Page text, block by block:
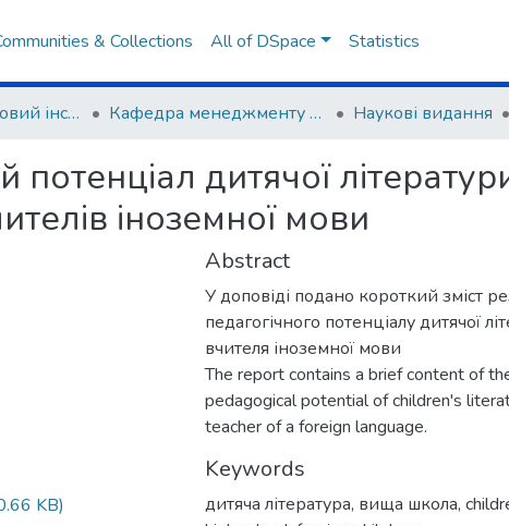
& Collections All of DSpace Statistics
Навчально-науковий інститут педагогіки і психології Кафедра менеджменту освіти та педагогіки вищої школи Наукові видання
потенціал дитячої
іноземної мови
KB)
Abstract
У доповіді подано короткий зміст
педагогічного потенціалу дитячої
вчителя іноземної мови
The report contains a brief content of
pedagogical potential of children's
teacher of a foreign language.
Keywords
дитяча література, вища школа,